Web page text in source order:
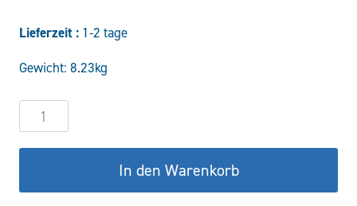
war:
173,06 €
Lieferzeit : 1-2 tage
Gewicht: 8.23kg
Hydraulikzylinder
DW60/30-
300
Menge
In den Warenkorb